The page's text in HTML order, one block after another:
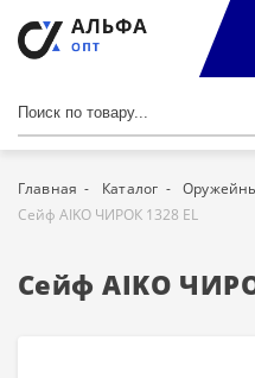
Главная Каталог
Сейф AIKO ЧИРОК 1328 EL
Сейф AIKO